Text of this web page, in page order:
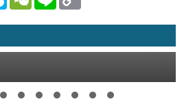
Tradisional Khas
Wajib Dicoba